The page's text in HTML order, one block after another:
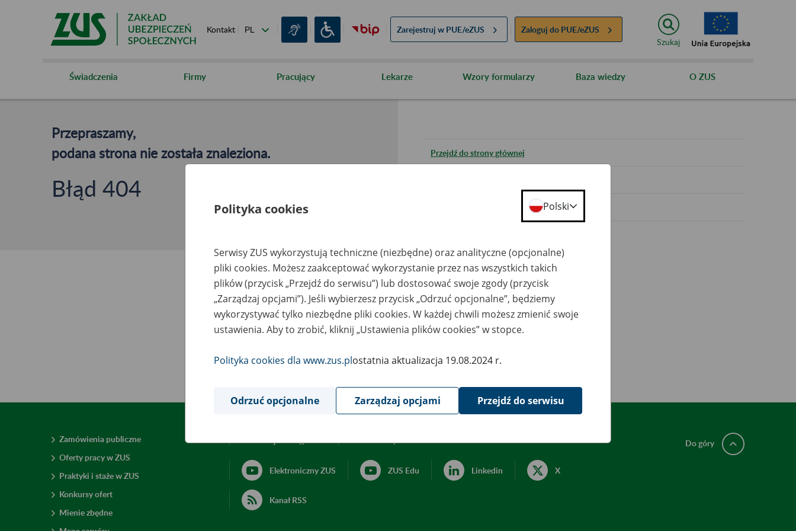
Kontakt Zarejestruj w PUE/eZUS Zaloguj do PUE/eZUS
Szukaj
Świadczenia Firmy Pracujący Lekarze Wzory formularzy Baza wiedzy O ZUS
Przepraszamy,
podana strona nie została znaleziona.
Błąd 404
Przejdź do strony głównej
Zamówienia publiczne
Oferty pracy w ZUS
Praktyki i staże w ZUS
Konkursy ofert
Mienie zbędne
Elektroniczny ZUS ZUS Edu Linkedin X
Kanał RSS
Do góry
Polityka cookies Polski
Serwisy ZUS wykorzystują techniczne (niezbędne) oraz analityczne (opcjonalne)
pliki cookies. Możesz zaakceptować wykorzystanie przez nas wszystkich takich
plików (przycisk „Przejdź do serwisu”) lub dostosować swoje zgody (przycisk
„Zarządzaj opcjami”). Jeśli wybierzesz przycisk „Odrzuć opcjonalne”, będziemy
wykorzystywać tylko niezbędne pliki cookies. W każdej chwili możesz zmienić swoje
ustawienia. Aby to zrobić, kliknij „Ustawienia plików cookies” w stopce.
Polityka cookies dla www.zus.plostatnia aktualizacja 19.08.2024 r.
Odrzuć opcjonalne Zarządzaj opcjami Przejdź do serwisu